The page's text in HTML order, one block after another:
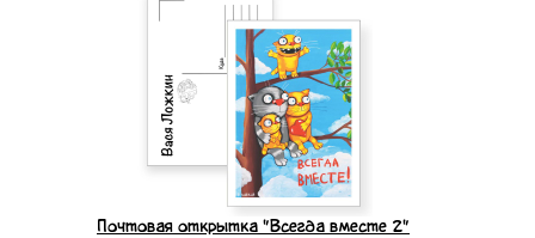
Почтовая открытка "Всегда вместе 2"